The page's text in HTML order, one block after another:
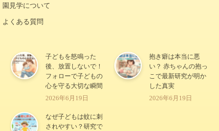
園見学について
よくある質問
子どもを怒鳴った
後、放置しないで！
フォローで子どもの
心を守る大切な瞬間
2026年6月19日
抱き癖は本当に悪
い？ 赤ちゃんの抱っ
こで最新研究が明か
した真実
2026年6月19日
なぜ子どもは蚊に刺
されやすい？研究で